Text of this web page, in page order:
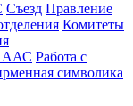
Съезд Правление
Комитеты
ААС Работа с
символика